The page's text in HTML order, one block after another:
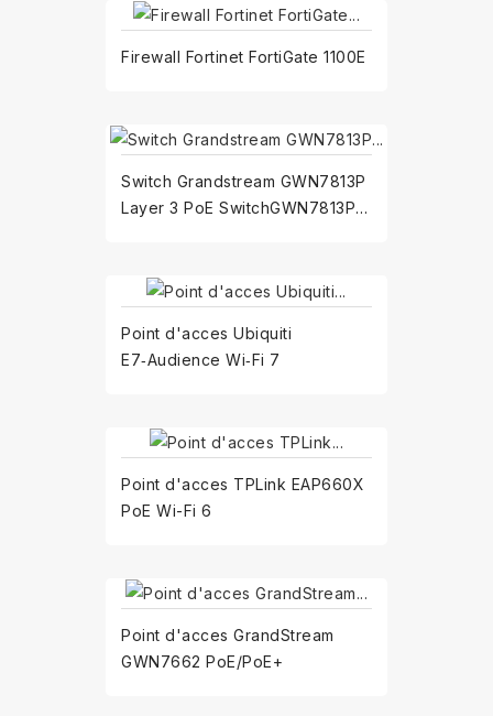
Firewall Fortinet FortiGate 1100E
Switch Grandstream GWN7813P
Layer 3 PoE SwitchGWN7813P
Point d'acces Ubiquiti
E7‑Audience Wi‑Fi 7
Point d'acces TPLink EAP660X
PoE Wi-Fi 6
Point d'acces GrandStream
GWN7662 PoE/PoE+